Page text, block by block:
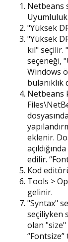
Netbeans
Uyumluluk
"Yüksek
"Yüksek
kıl"
seçeneği,
Windows
bulanıklık
Netbeans
dosyasında
eklenir.
edilir.
Kod
Tools >
gelinir.
"Syntax"
seçiliyken
olan "size"